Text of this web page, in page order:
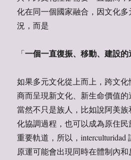
化在同一個國家融合，因文化
況，而是
「一個一直復振、移動、建設
如果多元文化從上而上，跨文
商而呈現新文化、新生命價值
當然不只是族人，比如說阿美
化協調過程，也可以成為原住
重要軌道，所以，interculturidad
原運可能會出現同時在體制內